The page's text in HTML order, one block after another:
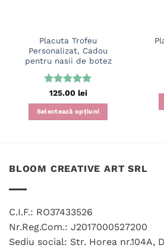
Placuta Trofeu
Personalizat, Cadou
pentru nasii de botez
Evaluat la
5din 5
125.00 lei
Selectează opțiuni
multe
pot
alese
BLOOM CREATIVE ART SRL
C.I.F.: RO37433526
Nr.Reg.Com.: J2017000527200
Sediu social: Str. Horea nr.104A,